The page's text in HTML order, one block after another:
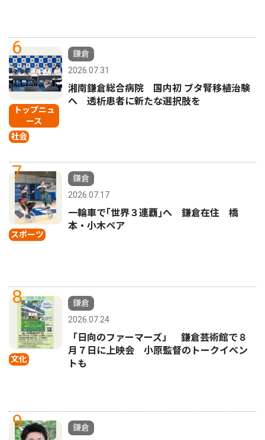
6
トップニュ
ース
社会
鎌倉
2026.07.31
湘南鎌倉総合病院 国内初 ブタ腎移植治験
へ 透析患者に新たな選択肢を
7
スポーツ
鎌倉
2026.07.17
一輪車で｢世界３連覇｣へ 鎌倉在住 橋
本・小木ペア
8
文化
鎌倉
2026.07.24
「日向のファーマーズ」 鎌倉芸術館で８
月７日に上映会 小原監督のトークイベン
トも
9
鎌倉